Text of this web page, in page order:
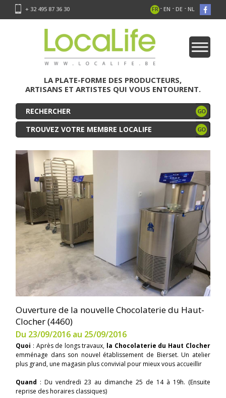
+ 32 495 87 36 30 FR - EN - DE - NL
LA PLATE-FORME DES PRODUCTEURS,
ARTISANS ET ARTISTES QUI VOUS ENTOURENT.
TROUVEZ VOTRE MEMBRE LOCALIFE
Ouverture de la nouvelle Chocolaterie du Haut-
Clocher (4460)
Du 23/09/2016 au 25/09/2016
Quoi : Après de longs travaux, la Chocolaterie du Haut Clocher
emménage dans son nouvel établissement de Bierset. Un atelier
plus grand, une magasin plus convivial pour mieux vous accueillir
Quand : Du vendredi 23 au dimanche 25 de 14 à 19h. (Ensuite
reprise des horaires classiques)